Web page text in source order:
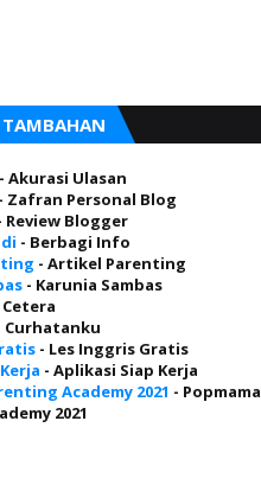
TAMBAHAN
- Akurasi Ulasan
- Zafran Personal Blog
Review Blogger
- Berbagi Info
- Artikel Parenting
- Karunia Sambas
Cetera
Curhatanku
- Les Inggris Gratis
- Aplikasi Siap Kerja
Academy 2021 - Popmama
2021